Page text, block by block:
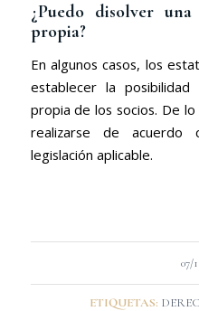
¿Puedo disolver
propia?
En algunos casos, los
establecer la
propia de los socios. De
realizarse de
legislación aplicable.
07/
ETIQUETAS: